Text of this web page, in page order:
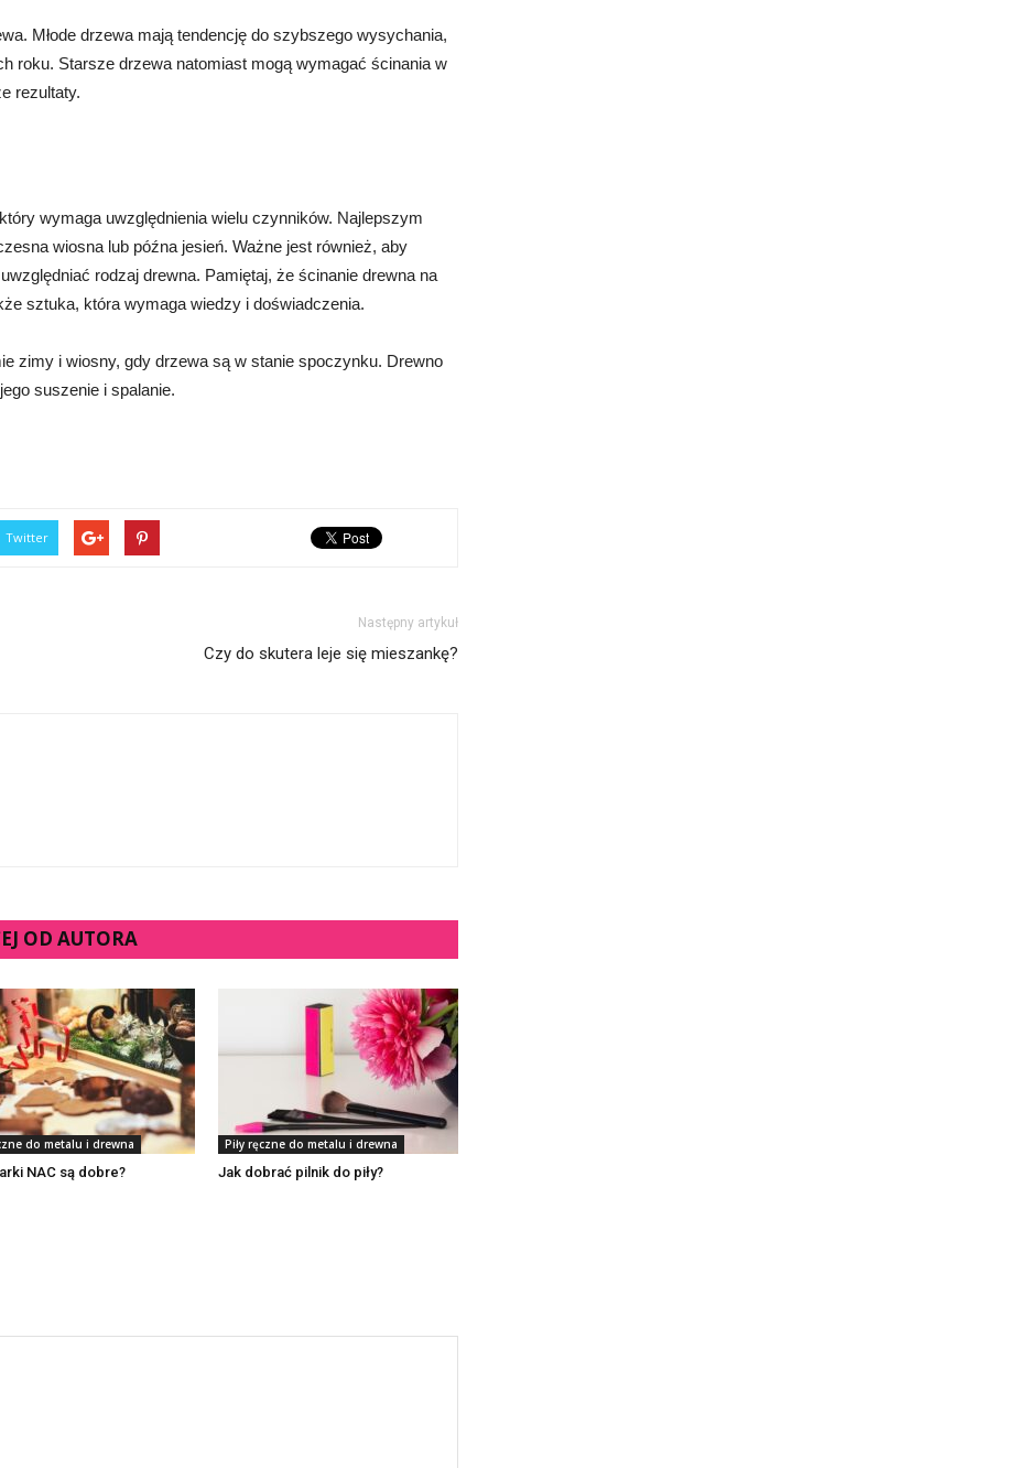
Młode drzewa mają tendencję do szybszego wysychania,
roku. Starsze drzewa natomiast mogą wymagać ścinania w
rezultaty.
wymaga uwzględnienia wielu czynników. Najlepszym
wiosna lub późna jesień. Ważne jest również, aby
rodzaj drewna. Pamiętaj, że ścinanie drewna na
sztuka, która wymaga wiedzy i doświadczenia.
zimy i wiosny, gdy drzewa są w stanie spoczynku. Drewno
suszenie i spalanie.
Twitter
Następny artykuł
Czy do skutera leje się mieszankę?
OD AUTORA
do metalu i drewna
NAC są dobre?
Piły ręczne do metalu i drewna
Jak dobrać pilnik do piły?